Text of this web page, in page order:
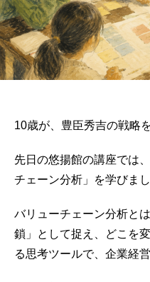
10歳が、豊臣秀吉の戦略
先日の悠揚館の講座では
チェーン分析」を学びまし
バリューチェーン分析と
鎖」として捉え、どこを
る思考ツールで、企業経